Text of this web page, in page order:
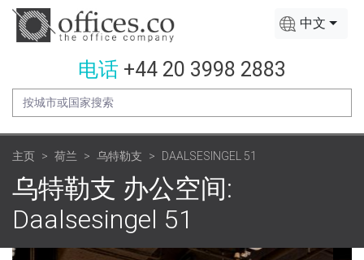
中文
电话 +44 20 3998 2883
主页 荷兰 乌特勒支 DAALSESINGEL 51
乌特勒支 办公空间:
Daalsesingel 51